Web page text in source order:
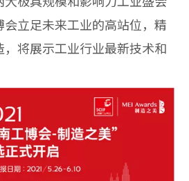
立足未来工业的高站位，精
将展示工业行业最新技术和